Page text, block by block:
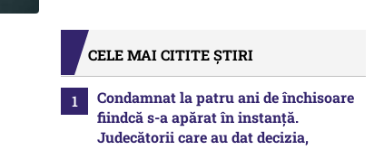
CELE MAI CITITE ȘTIRI
Condamnat la patru ani de închisoare
fiindcă s-a apărat în instanță.
Judecătorii care au dat decizia,